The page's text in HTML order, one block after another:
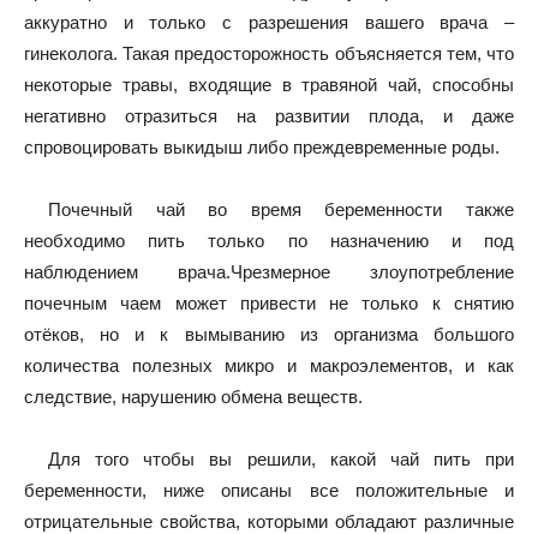
аккуратно и только с разрешения вашего врача –
гинеколога. Такая предосторожность объясняется тем, что
некоторые травы, входящие в травяной чай, способны
негативно отразиться на развитии плода, и даже
спровоцировать выкидыш либо преждевременные роды.
Почечный чай во время беременности также
необходимо пить только по назначению и под
наблюдением врача.Чрезмерное злоупотребление
почечным чаем может привести не только к снятию
отёков, но и к вымыванию из организма большого
количества полезных микро и макроэлементов, и как
следствие, нарушению обмена веществ.
Для того чтобы вы решили, какой чай пить при
беременности, ниже описаны все положительные и
отрицательные свойства, которыми обладают различные